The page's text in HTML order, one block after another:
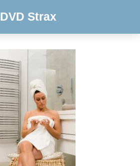
DVD Strax